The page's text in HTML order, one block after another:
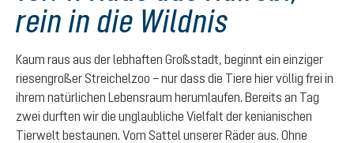
rein in die Wildnis
Kaum raus aus der lebhaften Großstadt, beginnt ein einziger
riesengroßer Streichelzoo – nur dass die Tiere hier völlig frei in
ihrem natürlichen Lebensraum herumlaufen. Bereits an Tag
zwei durften wir die unglaubliche Vielfalt der kenianischen
Tierwelt bestaunen. Vom Sattel unserer Räder aus. Ohne